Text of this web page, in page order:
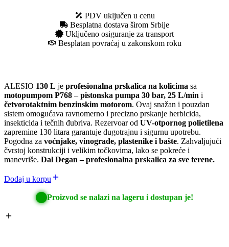
PDV uključen u cenu
Besplatna dostava širom Srbije
Uključeno osiguranje za transport
Besplatan povraćaj u zakonskom roku
ALESIO 130 L je profesionalna prskalica na kolicima sa
motopumpom P768 – pistonska pumpa 30 bar, 25 L/min i
četvorotaktnim benzinskim motorom. Ovaj snažan i pouzdan
sistem omogućava ravnomerno i precizno prskanje herbicida,
insekticida i tečnih đubriva. Rezervoar od UV-otpornog polietilena
zapremine 130 litara garantuje dugotrajnu i sigurnu upotrebu.
Pogodna za voćnjake, vinograde, plastenike i bašte. Zahvaljujući
čvrstoj konstrukciji i velikim točkovima, lako se pokreće i
manevriše. Dal Degan – profesionalna prskalica za sve terene.
Dodaj u korpu
Proizvod se nalazi na lageru i dostupan je!